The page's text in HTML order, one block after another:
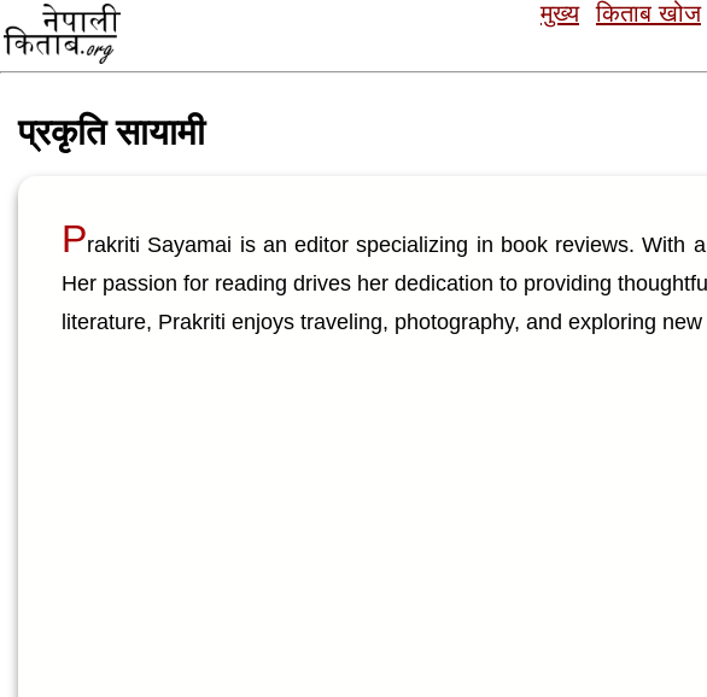
मुख्य किताब खोज
प्रकृति सायामी
Prakriti Sayamai is an editor specializing in book reviews. With
Her passion for reading drives her dedication to providing
literature, Prakriti enjoys traveling, photography, and exploring